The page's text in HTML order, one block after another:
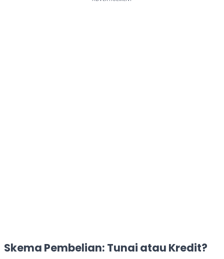
Skema Pembelian: Tunai atau Kredit?